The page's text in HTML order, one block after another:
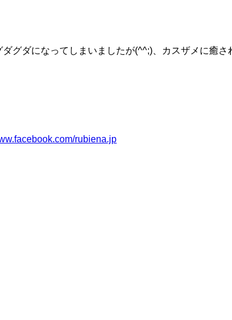
グダになってしまいましたが(^^;)、カスザメに癒さ
rubiena.jp